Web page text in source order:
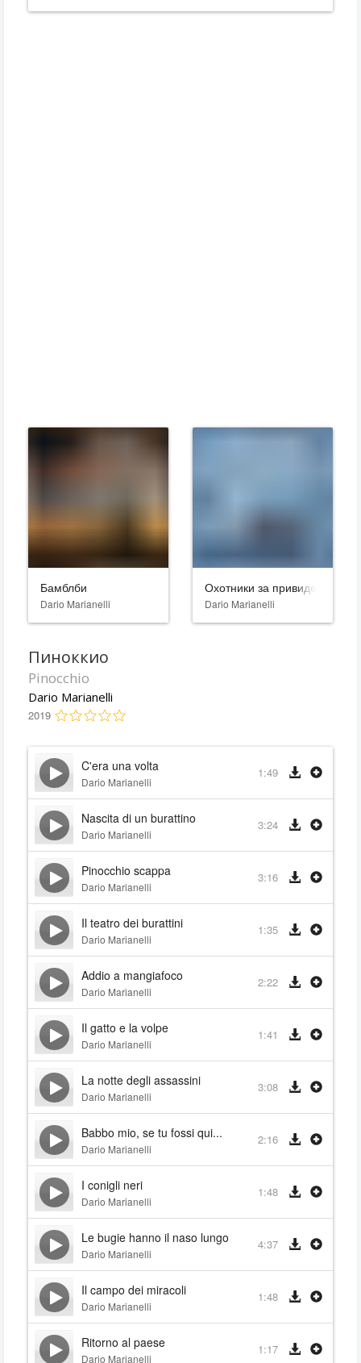
Бамблби
Dario Marianelli
Охотники за
Dario Marianelli
Пиноккио
Pinocchio
Dario Marianelli
2019
C'era una volta
Dario Marianelli
1:49
Nascita di un burattino
Dario Marianelli
3:24
Pinocchio scappa
Dario Marianelli
3:16
Il teatro dei burattini
Dario Marianelli
1:35
Addio a mangiafoco
Dario Marianelli
2:22
Il gatto e la volpe
Dario Marianelli
1:41
La notte degli assassini
Dario Marianelli
3:08
Babbo mio, se tu fossi qui...
Dario Marianelli
2:16
I conigli neri
Dario Marianelli
1:48
Le bugie hanno il naso lungo
Dario Marianelli
4:37
Il campo dei miracoli
Dario Marianelli
1:48
Ritorno al paese
Dario Marianelli
1:17